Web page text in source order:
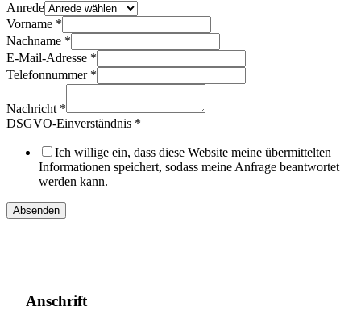
E-
Mail-
Adresse
Vorname
DSGVO-
Einverständnis
Anrede
Vorname *
Nachname *
E-Mail-Adresse *
Telefonnummer *
Nachricht *
DSGVO-Einverständnis *
Ich willige ein, dass diese Website meine übermittelten
Informationen speichert, sodass meine Anfrage beantwortet
werden kann.
Absenden
Anschrift